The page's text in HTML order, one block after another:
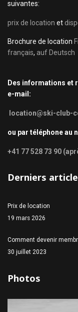
suivantes:
prix de location et
Brochure de location
français, auf Deutsch
Des informations et
e-mail:
location@ski-club-
ou par téléphone au
+41 77 528 73 90
Derniers
Prix de location
19 mars 2026
Comment devenir
30 juillet 2023
Photos